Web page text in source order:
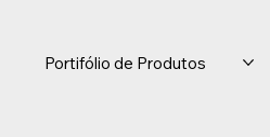
Portifólio de Produtos